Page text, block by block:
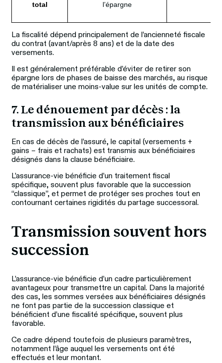
total
l’épargne
La fiscalité dépend principalement de l’ancienneté fiscale
du contrat (avant/après 8 ans) et de la date des
versements.
Il est généralement préférable d’éviter de retirer son
épargne lors de phases de baisse des marchés, au risque
de matérialiser une moins-value sur les unités de compte.
7. Le dénouement par décès : la
transmission aux bénéficiaires
En cas de décès de l’assuré, le capital (versements +
gains – frais et rachats) est transmis aux bénéficiaires
désignés dans la clause bénéficiaire.
L’assurance‑vie bénéficie d’un traitement fiscal
spécifique, souvent plus favorable que la succession
“classique”, et permet de protéger ses proches tout en
contournant certaines rigidités du partage successoral.
Transmission souvent hors
succession
L’assurance-vie bénéficie d’un cadre particulièrement
avantageux pour transmettre un capital. Dans la majorité
des cas, les sommes versées aux bénéficiaires désignés
ne font pas partie de la succession classique et
bénéficient d’une fiscalité spécifique, souvent plus
favorable.
Ce cadre dépend toutefois de plusieurs paramètres,
notamment l’âge auquel les versements ont été
effectués et leur montant.